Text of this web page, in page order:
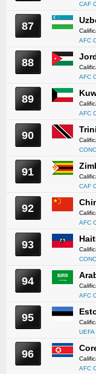
CAF
87
AFC
88
AFC
89
AFC
90
91
CAF
92
AFC
93
94
AFC
95
96
AFC